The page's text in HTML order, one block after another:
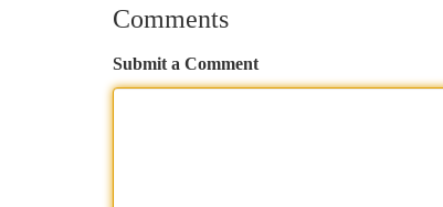
Comments
Submit a Comment